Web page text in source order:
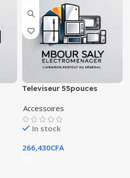
Televiseur 55pouces
55gt3022
Accessoires
In stock
266,430CFA